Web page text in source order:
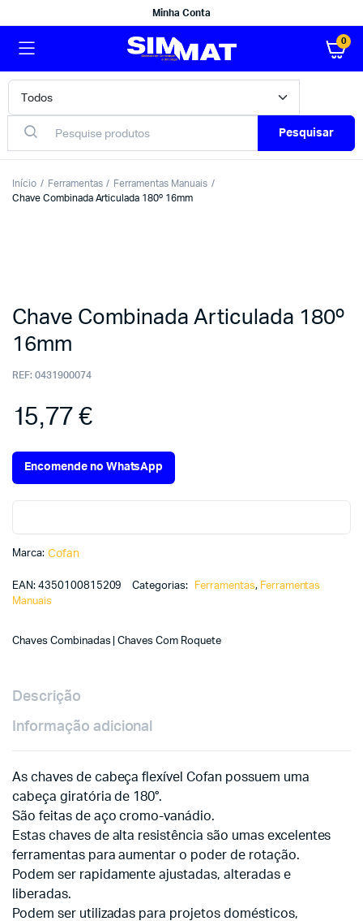
Minha Conta
0
Pesquisar
Início Ferramentas
Ferramentas Manuais
Chave Combinada Articulada 180º 16mm
Chave Combinada Articulada 180º
16mm
REF: 0431900074
15,77€
Encomende no WhatsApp
Marca: Cofan
EAN: 4350100815209 Categorias: Ferramentas, Ferramentas
Manuais
Chaves Combinadas | Chaves Com Roquete
Descrição
Informação adicional
As chaves de cabeça flexível Cofan possuem uma
cabeça giratória de 180°.
São feitas de aço cromo-vanádio.
Estas chaves de alta resistência são umas excelentes
ferramentas para aumentar o poder de rotação.
Podem ser rapidamente ajustadas, alteradas e
liberadas.
Podem ser utilizadas para projetos domésticos,